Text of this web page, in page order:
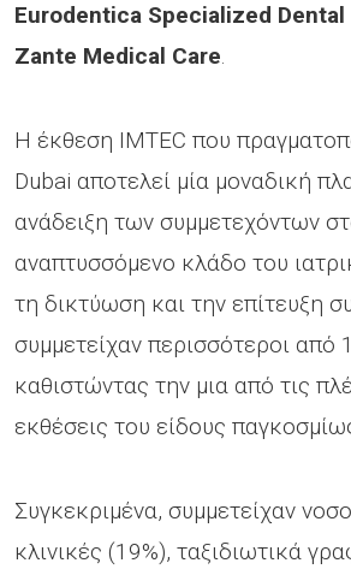
Eurodentica Specialized Dental
Zante Medical Care.
Η έκθεση IMTEC που
Dubai αποτελεί μία μοναδική
ανάδειξη των συμμετεχόντων
αναπτυσσόμενο κλάδο του
τη δικτύωση και την επίτευξη
συμμετείχαν περισσότεροι από
καθιστώντας την μια από τις
εκθέσεις του είδους
Συγκεκριμένα, συμμετείχαν
κλινικές (19%), ταξιδιωτικά